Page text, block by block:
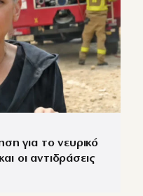
για το νευρικό
οι αντιδράσεις